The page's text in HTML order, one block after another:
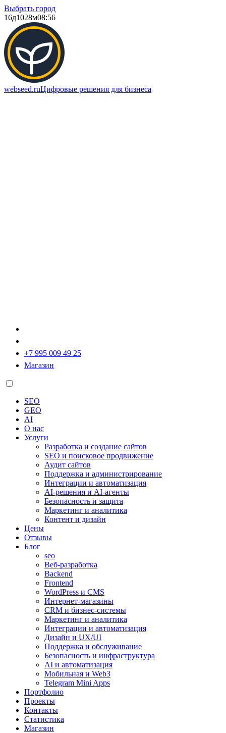
Выбрать город
16д1028м08:56
webseed.ruЦифровые решения для бизнеса
+7 995 009 49 25
Магазин
SEO
GEO
AI
О нас
Услуги
Разработка и создание сайтов
SEO и поисковое продвижение
Аудит сайтов
Поддержка и администрирование
Интеграции и автоматизация
AI-решения и AI-агенты
Безопасность и защита
Маркетинг и аналитика
Контент и дизайн
Цены
Отзывы
Блог
seo
Веб-разработка
Backend
Frontend
WordPress и CMS
Интернет-магазины
CRM и бизнес-системы
Маркетинг и аналитика
Интеграции и автоматизация
Дизайн и UX/UI
Поддержка и обслуживание
Безопасность и инфраструктура
AI и автоматизация
Мобильная и Web3
Telegram Mini Apps
Портфолио
Проекты
Контакты
Статистика
Магазин